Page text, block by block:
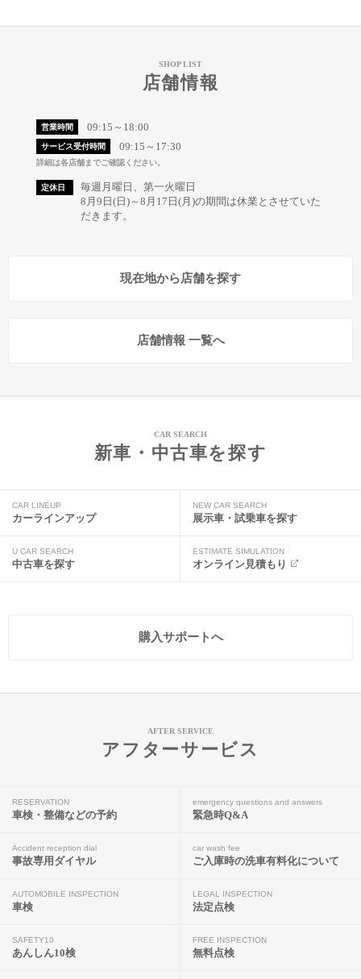
SHOP LIST
店舗情報
営業時間 09:15～18:00
サービス受付時間 09:15～17:30
詳細は各店舗までご確認ください。
定休日
毎週月曜日、第一火曜日
8月9日(日)～8月17日(月)の期間は休業とさせていた
だきます。
現在地から店舗を探す
店舗情報 一覧へ
CAR SEARCH
新車・中古車を探す
CAR LINEUP
カーラインアップ
NEW CAR SEARCH
展示車・試乗車を探す
U CAR SEARCH
中古車を探す
ESTIMATE SIMULATION
オンライン見積もり
購入サポートへ
AFTER SERVICE
アフターサービス
RESERVATION
車検・整備などの予約
emergency questions and answers
緊急時Q&A
Accident reception dial
事故専用ダイヤル
car wash fee
ご入庫時の洗車有料化について
AUTOMOBILE INSPECTION
車検
LEGAL INSPECTION
法定点検
SAFETY10
あんしん10検
FREE INSPECTION
無料点検